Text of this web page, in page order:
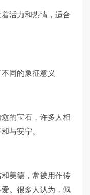
活力和热情，适合
同的象征意义
的宝石，许多人相
与安宁。
美德，常被用作传
。很多人认为，佩